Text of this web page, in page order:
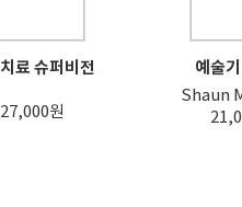
료 슈퍼비전
27,000원
예술
Shaun